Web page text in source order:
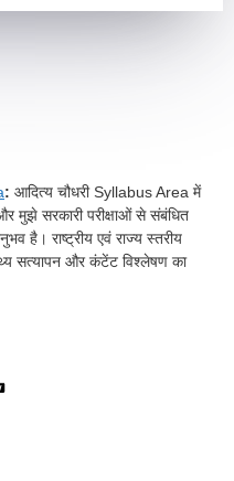
: आदित्य चौधरी Syllabus Area में
सरकारी परीक्षाओं से संबंधित
है। राष्ट्रीय एवं राज्य स्तरीय
सत्यापन और कंटेंट विश्लेषण का